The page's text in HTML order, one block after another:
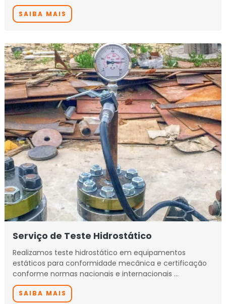
SAIBA MAIS
Serviço de Teste Hidrostático
Realizamos teste hidrostático em equipamentos
estáticos para conformidade mecânica e certificação
conforme normas nacionais e internacionais …
SAIBA MAIS